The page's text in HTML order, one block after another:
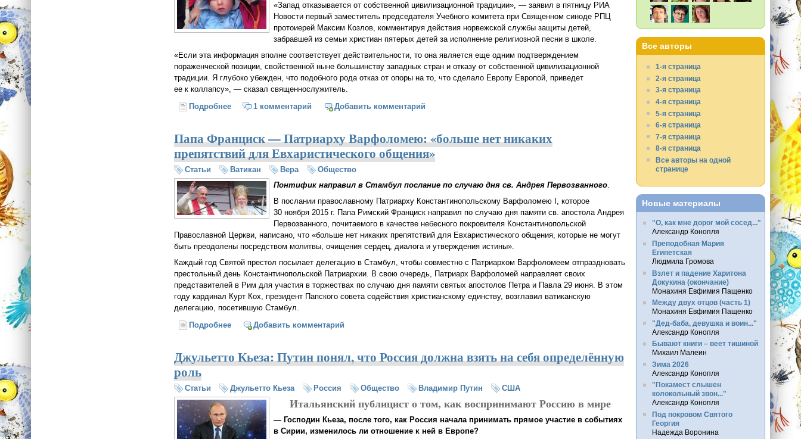
«Запад отказывается от собственной цивилизационной традиции», — заявил в пятницу РИА
Новости первый заместитель председателя Учебного комитета при Священном синоде РПЦ
протоиерей Максим Козлов, комментируя действия норвежской службы защиты детей,
забравшей из семьи христиан пятерых детей за исполнение религиозной песни в школе.
«Если эта информация вполне соответствует действительности, то она является еще одним подтверждением
пораженческой позиции, свойственной ныне большинству западных стран и отказу от собственной цивилизационной
традиции. Я глубоко убежден, что подобного рода отказ от опоры на то, что сделало Европу Европой, приведет
ее к коллапсу», — сказал священнослужитель.
Подробнеео В Норвегии из семьи изъяли детей за христианскую песню в школе
1 комментарий Добавить комментарий
Папа Франциск — Патриарху Варфоломею: «больше нет никаких
препятствий для Евхаристического общения»
Статьи Ватикан Вера
Общество
Понтифик направил в Стамбул послание по случаю дня св. Андрея Первозванного.
В послании православному Патриарху Константинопольскому Варфоломею I, которое
30 ноября 2015 г. Папа Римский Франциск направил по случаю дня памяти св. апостола Андрея
Первозванного, почитаемого в качестве небесного покровителя Константинопольской
Православной Церкви, написано, что «больше нет никаких препятствий для Евхаристического общения, которые не могут
быть преодолены посредством молитвы, очищения сердец, диалога и утверждения истины».
Каждый год Святой престол посылает делегацию в Стамбул, чтобы совместно с Патриархом Варфоломеем отпраздновать
престольный день Константинопольской Патриархии. В свою очередь, Патриарх Варфоломей направляет своих
представителей в Рим для участия в торжествах по случаю дня памяти святых апостолов Петра и Павла 29 июня. В этом
году кардинал Курт Кох, президент Папского совета содействия христианскому единству, возглавил ватиканскую
делегацию, посетившую Стамбул.
Подробнеео Папа Франциск — Патриарху Варфоломею: «больше нет никаких препятствий для Евхаристического общения»
Добавить комментарий
Джульетто Кьеза: Путин понял, что Россия должна взять на себя определённую
роль
Статьи Джульетто Кьеза Россия Общество Владимир Путин США
Итальянский публицист о том, как воспринимают Россию в мире
— Господин Кьеза, после того, как Россия начала принимать прямое участие в событиях
в Сирии, изменилось ли отношение к ней в Европе?
Все авторы
1-я страница
2-я страница
3-я страница
4-я страница
5-я страница
6-я страница
7-я страница
8-я страница
Все авторы на одной
странице
Новые материалы
"О, как мне дорог мой сосед..."
Александр Конопля
Преподобная Мария
Египетская
Людмила Громова
Взлет и падение Харитона
Докукина (окончание)
Монахиня Евфимия Пащенко
Между двух отцов (часть 1)
Монахиня Евфимия Пащенко
"Дед-баба, девушка и воин..."
Александр Конопля
Бывают книги – веет тишиной
Михаил Малеин
Зима 2026
Александр Конопля
"Покамест слышен
колокольный звон..."
Александр Конопля
Под покровом Святого
Георгия
Надежда Воронина